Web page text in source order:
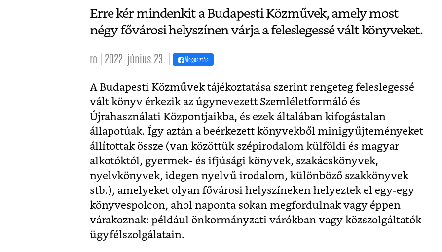
Erre kér mindenkit a Budapesti Közművek, amely most
négy fővárosi helyszínen várja a feleslegessé vált könyveket.
ro | 2022. június 23. | Megosztás
A Budapesti Közművek tájékoztatása szerint rengeteg feleslegessé
vált könyv érkezik az úgynevezett Szemléletformáló és
Újrahasználati Központjaikba, és ezek általában kifogástalan
állapotúak. Így aztán a beérkezett könyvekből minigyűjteményeket
állítottak össze (van közöttük szépirodalom külföldi és magyar
alkotóktól, gyermek- és ifjúsági könyvek, szakácskönyvek,
nyelvkönyvek, idegen nyelvű irodalom, különböző szakkönyvek
stb.), amelyeket olyan fővárosi helyszíneken helyeztek el egy-egy
könyvespolcon, ahol naponta sokan megfordulnak vagy éppen
várakoznak: például önkormányzati várókban vagy közszolgáltatók
ügyfélszolgálatain.